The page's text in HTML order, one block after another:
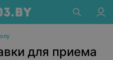
для приема